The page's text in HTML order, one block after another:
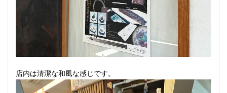
店内は清潔な和風な感じです。